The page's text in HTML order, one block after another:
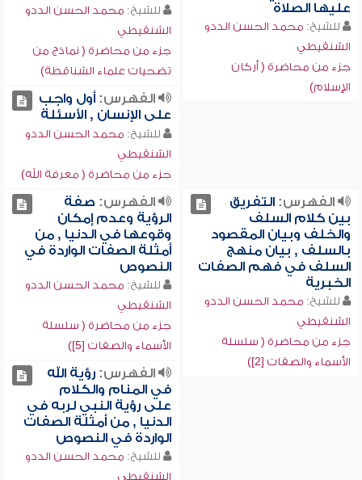
عليها الصلاة
للشيخ: محمد الحسن الددو
الشنقيطي
جزء من محاضرة ( أركان
الإسلام)
للشيخ: محمد الحسن الددو
الشنقيطي
جزء من محاضرة ( نماذج من
تضحيات علماء الشناقطة)
الفهرس:أول واجب
على الإنسان , الأسئلة
للشيخ: محمد الحسن الددو
الشنقيطي
جزء من محاضرة ( معرفة الله)
الفهرس:التفريق
بين كلام السلف
والخلف وبيان المقصود
بالسلف , بيان منهج
السلف في فهم الصفات
الخبرية
للشيخ: محمد الحسن الددو
الشنقيطي
جزء من محاضرة ( سلسلة
الأسماء والصفات [2])
الفهرس: صفة
الرؤية وعدم إمكان
وقوعها في الدنيا , من
أمثلة الصفات الواردة في
النصوص
للشيخ: محمد الحسن الددو
الشنقيطي
جزء من محاضرة ( سلسلة
الأسماء والصفات [5])
الفهرس:رؤية الله
في المنام والكلام
على رؤية النبي لربه في
الدنيا , من أمثلة الصفات
الواردة في النصوص
للشيخ: محمد الحسن الددو
الشنقيطي